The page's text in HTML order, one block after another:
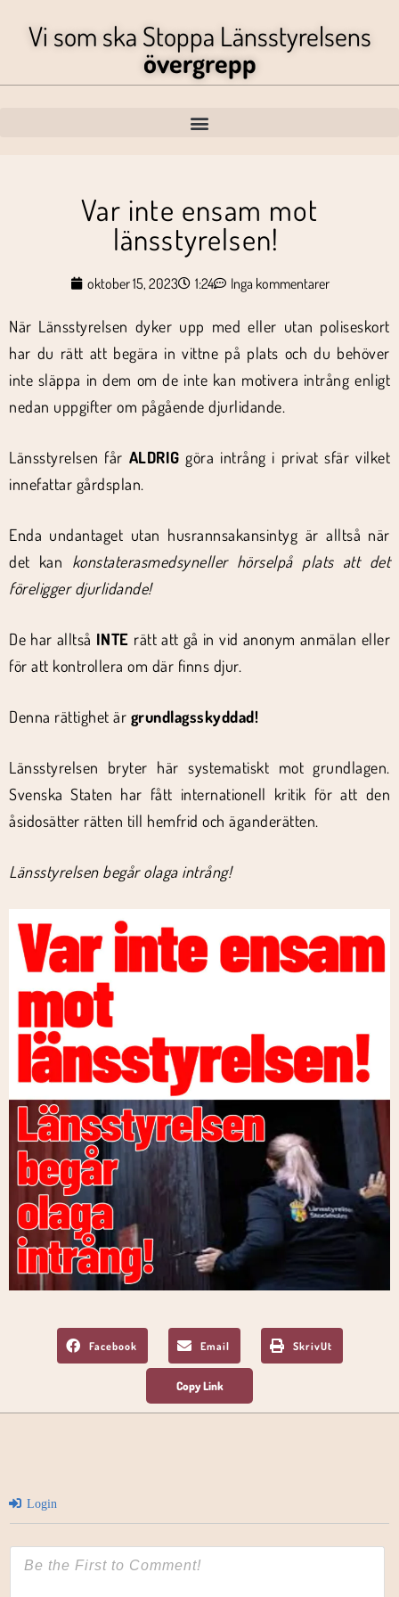
Vi som ska Stoppa Länsstyrelsens
övergrepp
Var inte ensam mot
länsstyrelsen!
oktober 15, 2023 1:24 Inga kommentarer
När Länsstyrelsen dyker upp med eller utan poliseskort
har du rätt att begära in vittne på plats och du behöver
inte släppa in dem om de inte kan motivera intrång enligt
nedan uppgifter om pågående djurlidande.
Länsstyrelsen får ALDRIG göra intrång i privat sfär vilket
innefattar gårdsplan.
Enda undantaget utan husrannsakansintyg är alltså när
det kan konstaterasmedsyneller hörselpå plats att det
föreligger djurlidande!
De har alltså INTE rätt att gå in vid anonym anmälan eller
för att kontrollera om där finns djur.
Denna rättighet är grundlagsskyddad!
Länsstyrelsen bryter här systematiskt mot grundlagen.
Svenska Staten har fått internationell kritik för att den
åsidosätter rätten till hemfrid och äganderätten.
Länsstyrelsen begår olaga intrång!
Facebook Email SkrivUt
Login